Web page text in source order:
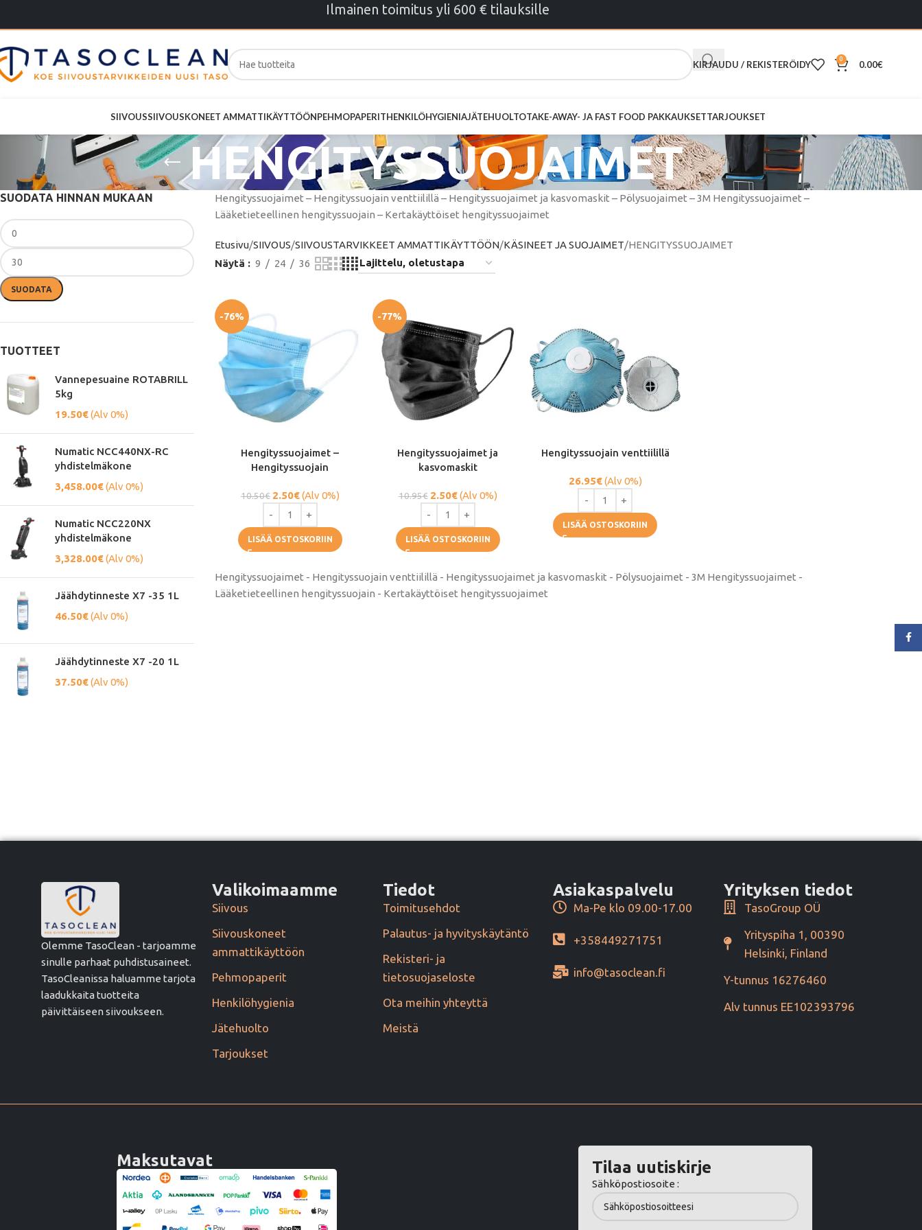
Ilmainen toimitus yli 600 € tilauksille
KIRJAUDU / REKISTERÖIDY 0 0.00€
SIIVOUSSIIVOUSKONEET AMMATTIKÄYTTÖÖNPEHMOPAPERITHENKILÖHYGIENIAJÄTEHUOLTOTAKE-AWAY- JA FAST FOOD PAKKAUKSETTARJOUKSET
HENGITYSSUOJAIMET
SUODATA HINNAN MUKAAN
SUODATA
TUOTTEET
Vannepesuaine ROTABRILL
5kg
19.50€(Alv 0%)
Numatic NCC440NX-RC
yhdistelmäkone
3,458.00€(Alv 0%)
Numatic NCC220NX
yhdistelmäkone
3,328.00€(Alv 0%)
Jäähdytinneste X7 -35 1L
46.50€(Alv 0%)
Jäähdytinneste X7 -20 1L
37.50€(Alv 0%)
Hengityssuojaimet – Hengityssuojain venttiilillä – Hengityssuojaimet ja kasvomaskit – Pölysuojaimet – 3M Hengityssuojaimet –
Lääketieteellinen hengityssuojain – Kertakäyttöiset hengityssuojaimet
Etusivu SIIVOUS SIIVOUSTARVIKKEET AMMATTIKÄYTTÖÖN KÄSINEET JA SUOJAIMET HENGITYSSUOJAIMET
Näytä
9 24 36
-76%
Hengityssuojaimet –
Hengityssuojain
10.50€ 2.50€(Alv 0%)
LISÄÄ OSTOSKORIIN
-77%
Hengityssuojaimet ja
kasvomaskit
10.95€ 2.50€(Alv 0%)
LISÄÄ OSTOSKORIIN
Hengityssuojain venttiilillä
26.95€(Alv 0%)
LISÄÄ OSTOSKORIIN
Hengityssuojaimet - Hengityssuojain venttiilillä - Hengityssuojaimet ja kasvomaskit - Pölysuojaimet - 3M Hengityssuojaimet -
Lääketieteellinen hengityssuojain - Kertakäyttöiset hengityssuojaimet
Olemme TasoClean - tarjoamme
sinulle parhaat puhdistusaineet.
TasoCleanissa haluamme tarjota
laadukkaita tuotteita
päivittäiseen siivoukseen.
Valikoimaamme
Siivous
Siivouskoneet
ammattikäyttöön
Pehmopaperit
Henkilöhygienia
Jätehuolto
Tarjoukset
Tiedot
Toimitusehdot
Palautus- ja hyvityskäytäntö
Rekisteri- ja
tietosuojaseloste
Ota meihin yhteyttä
Meistä
Asiakaspalvelu
Ma-Pe klo 09.00-17.00
+358449271751
info@tasoclean.fi
Yrityksen tiedot
TasoGroup OÜ
Yrityspiha 1, 00390
Helsinki, Finland
Y-tunnus 16276460
Alv tunnus EE102393796
Maksutavat Tilaa uutiskirje
Sähköpostiosoite :